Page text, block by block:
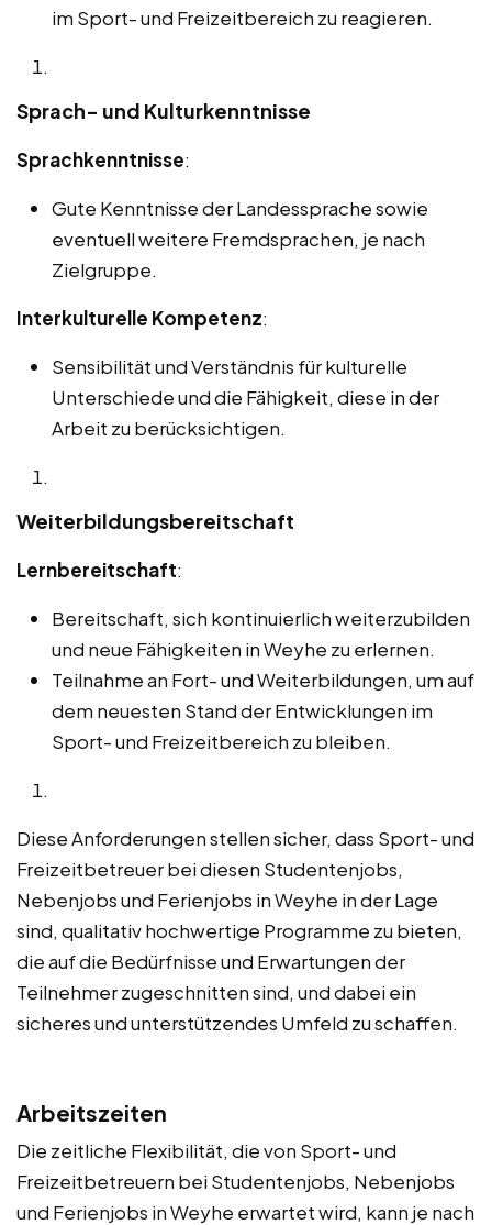
im Sport- und Freizeitbereich zu reagieren.
Sprach- und Kulturkenntnisse
Sprachkenntnisse:
Gute Kenntnisse der Landessprache sowie
eventuell weitere Fremdsprachen, je nach
Zielgruppe.
Interkulturelle Kompetenz:
Sensibilität und Verständnis für kulturelle
Unterschiede und die Fähigkeit, diese in der
Arbeit zu berücksichtigen.
Weiterbildungsbereitschaft
Lernbereitschaft:
Bereitschaft, sich kontinuierlich weiterzubilden
und neue Fähigkeiten in Weyhe zu erlernen.
Teilnahme an Fort- und Weiterbildungen, um auf
dem neuesten Stand der Entwicklungen im
Sport- und Freizeitbereich zu bleiben.
Diese Anforderungen stellen sicher, dass Sport- und
Freizeitbetreuer bei diesen Studentenjobs,
Nebenjobs und Ferienjobs in Weyhe in der Lage
sind, qualitativ hochwertige Programme zu bieten,
die auf die Bedürfnisse und Erwartungen der
Teilnehmer zugeschnitten sind, und dabei ein
sicheres und unterstützendes Umfeld zu schaffen.
Arbeitszeiten
Die zeitliche Flexibilität, die von Sport- und
Freizeitbetreuern bei Studentenjobs, Nebenjobs
und Ferienjobs in Weyhe erwartet wird, kann je nach